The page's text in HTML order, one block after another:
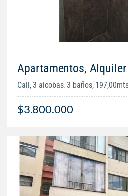
Apartamentos,
Cali, 3 alcobas, 3 baños,
$3.800.000